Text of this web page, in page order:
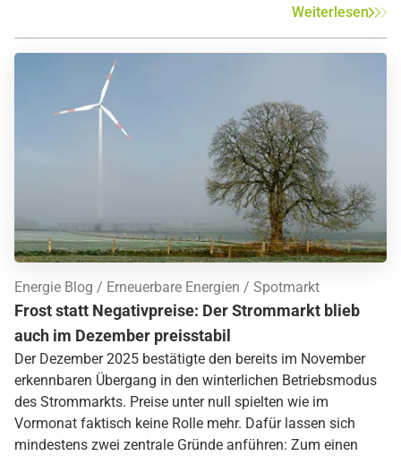
Weiterlesen
Energie Blog Erneuerbare Energien Spotmarkt
Frost statt Negativpreise: Der Strommarkt blieb
auch im Dezember preisstabil
Der Dezember 2025 bestätigte den bereits im November
erkennbaren Übergang in den winterlichen Betriebsmodus
des Strommarkts. Preise unter null spielten wie im
Vormonat faktisch keine Rolle mehr. Dafür lassen sich
mindestens zwei zentrale Gründe anführen: Zum einen